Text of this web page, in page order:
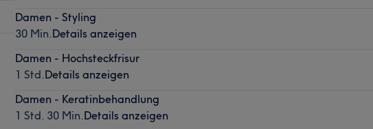
Damen - Styling
30 Min.Details anzeigen
Damen - Hochsteckfrisur
1 Std.Details anzeigen
Damen - Keratinbehandlung
1 Std. 30 Min.Details anzeigen